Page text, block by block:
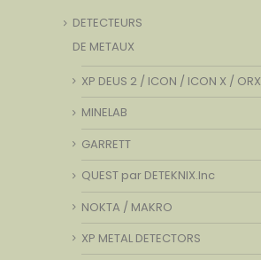
DETECTEURS
DE METAUX
XP DEUS 2 / ICON / ICON X / ORX
MINELAB
GARRETT
QUEST par DETEKNIX.Inc
NOKTA / MAKRO
XP METAL DETECTORS